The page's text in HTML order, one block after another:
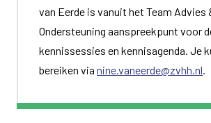
van Eerde is vanuit het Team Advies
Ondersteuning aanspreekpunt voor
kennissessies en kennisagenda. Je
bereiken via nine.vaneerde@zvhh.nl.